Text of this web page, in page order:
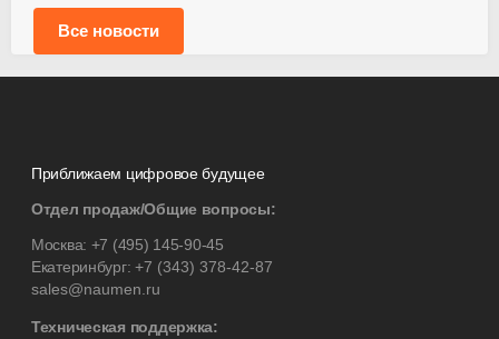
Все новости
Приближаем цифровое будущее
Отдел продаж/Общие вопросы:
Москва: +7 (495) 145-90-45
Екатеринбург:+7 (343) 378-42-87
sales@naumen.ru
Техническая поддержка: